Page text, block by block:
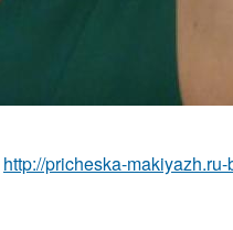
http://pricheska-